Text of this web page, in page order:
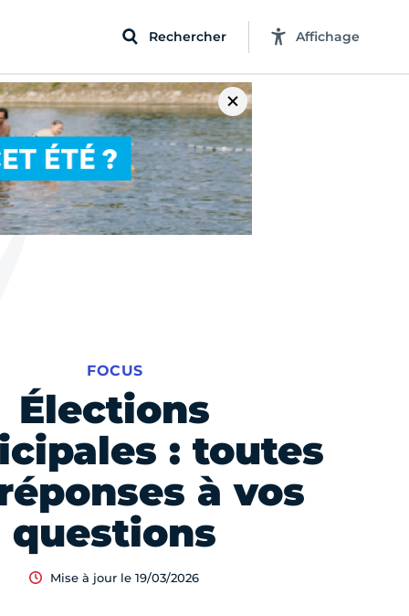
Rechercher Affichage
Élections
: toutes
à vos
questions
FOCUS
Mise à jour le 19/03/2026